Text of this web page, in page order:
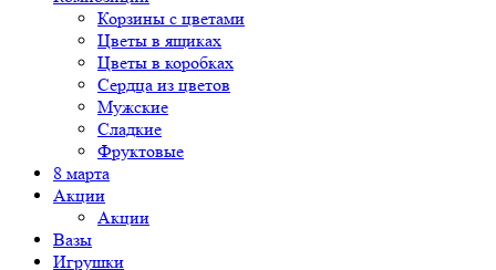
Корзины с цветами
Цветы в ящиках
Цветы в коробках
Сердца из цветов
Мужские
Сладкие
Фруктовые
8 марта
Акции
Акции
Вазы
Игрушки